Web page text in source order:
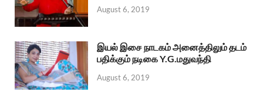
August 6, 2019
இயல் இசை நாடகம் அனைத்திலும் தடம்
பதிக்கும் நடிகை Y.G.மதுவந்தி
August 6, 2019